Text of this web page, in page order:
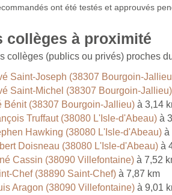
ont été testés et approuvés
collèges à proximité
collèges (publics ou privés) proches
Saint-Joseph (38307 Bourgoin-
Saint-Michel (38307 Bourgoin-Jallieu)
Bénit (38307 Bourgoin-Jallieu) à 3,14
Truffaut (38080 L'Isle-d'Abeau) à
Hawking (38080 L'Isle-d'Abeau) à
Doisneau (38080 L'Isle-d'Abeau) à
Cassin (38090 Villefontaine) à 7,52
Chef (38890 Saint-Chef) à 7,87 km
Aragon (38090 Villefontaine) à 9,01